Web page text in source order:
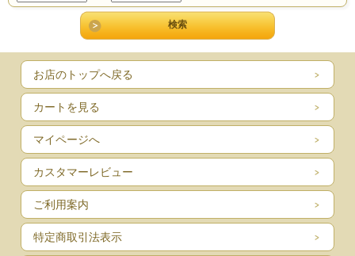
お店のトップへ戻る
カートを見る
マイページへ
カスタマーレビュー
ご利用案内
特定商取引法表示